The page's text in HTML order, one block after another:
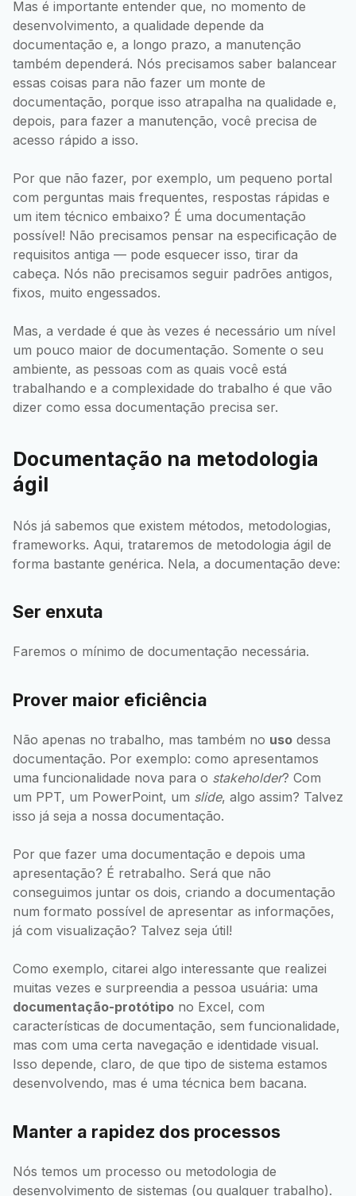
Mas é importante entender que, no momento de
desenvolvimento, a qualidade depende da
documentação e, a longo prazo, a manutenção
também dependerá. Nós precisamos saber balancear
essas coisas para não fazer um monte de
documentação, porque isso atrapalha na qualidade e,
depois, para fazer a manutenção, você precisa de
acesso rápido a isso.
Por que não fazer, por exemplo, um pequeno portal
com perguntas mais frequentes, respostas rápidas e
um item técnico embaixo? É uma documentação
possível! Não precisamos pensar na especificação de
requisitos antiga — pode esquecer isso, tirar da
cabeça. Nós não precisamos seguir padrões antigos,
fixos, muito engessados.
Mas, a verdade é que às vezes é necessário um nível
um pouco maior de documentação. Somente o seu
ambiente, as pessoas com as quais você está
trabalhando e a complexidade do trabalho é que vão
dizer como essa documentação precisa ser.
Documentação na metodologia
ágil
Nós já sabemos que existem métodos, metodologias,
frameworks. Aqui, trataremos de metodologia ágil de
forma bastante genérica. Nela, a documentação deve:
Ser enxuta
Faremos o mínimo de documentação necessária.
Prover maior eficiência
Não apenas no trabalho, mas também no uso dessa
documentação. Por exemplo: como apresentamos
uma funcionalidade nova para o stakeholder? Com
um PPT, um PowerPoint, um slide, algo assim? Talvez
isso já seja a nossa documentação.
Por que fazer uma documentação e depois uma
apresentação? É retrabalho. Será que não
conseguimos juntar os dois, criando a documentação
num formato possível de apresentar as informações,
já com visualização? Talvez seja útil!
Como exemplo, citarei algo interessante que realizei
muitas vezes e surpreendia a pessoa usuária: uma
documentação-protótipo no Excel, com
características de documentação, sem funcionalidade,
mas com uma certa navegação e identidade visual.
Isso depende, claro, de que tipo de sistema estamos
desenvolvendo, mas é uma técnica bem bacana.
Manter a rapidez dos processos
Nós temos um processo ou metodologia de
desenvolvimento de sistemas (ou qualquer trabalho).